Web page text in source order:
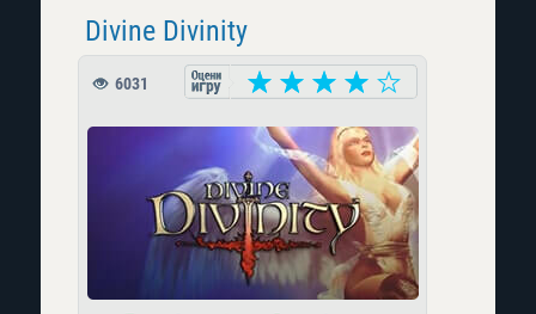
Divine Divinity
6031